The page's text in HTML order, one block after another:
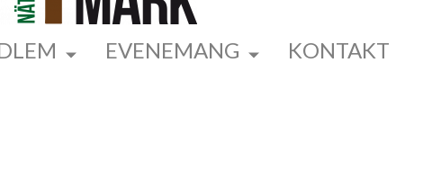
EVENEMANG KONTAKT